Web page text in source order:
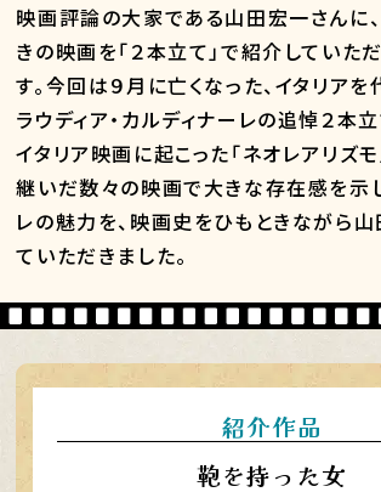
映画評論の大家である山田宏一さんに、
きの映画を「２本立て」で紹介していた
す。今回は９月に亡くなった、イタリア
ラウディア・カルディナーレの追悼２本
イタリア映画に起こった「ネオレアリズ
継いだ数々の映画で大きな存在感を示
レの魅力を、映画史をひもときながら
ていただきました。
紹介作品
鞄を持った女